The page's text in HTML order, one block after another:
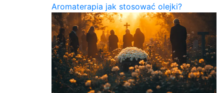
Aromaterapia jak stosować olejki?